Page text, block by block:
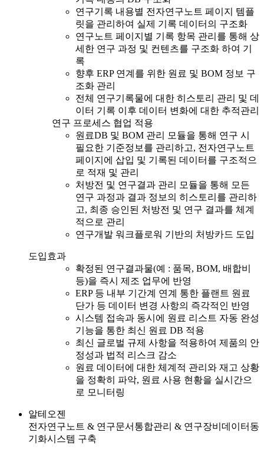
연구기록 내용별 전자연구노트 페이지 템플
릿을 관리하여 실제 기록 데이터의 구조화
연구노트 페이지별 기록 항목 관리를 통해 상
세한 연구 과정 및 컨텐츠를 구조화 하여 기
록
향후 ERP 연계를 위한 원료 및 BOM 정보 구
조화 관리
전체 연구기록물에 대한 히스토리 관리 및 데
이터 기록 이후 데이터 변화에 대한 추적관리
연구 프로세스 협업 적용
원료DB 및 BOM 관리 모듈을 통해 연구 시
필요한 기준정보를 관리하고, 전자연구노트
페이지에 삽입 및 기록된 데이터를 구조적으
로 적재 및 관리
처방전 및 연구결과 관리 모듈을 통해 모든
연구 과정과 결과 정보의 히스토리를 관리하
고, 최종 승인된 처방전 및 연구 결과를 체계
적으로 관리
연구개발 워크플로워 기반의 처방카드 도입
도입효과
확정된 연구결과물(예 : 품목, BOM, 배합비
등)을 즉시 제조 업무에 반영
ERP 등 내부 기간계 연계 통한 플랜트 원료
단가 등 데이터 변경 사항의 즉각적인 반영
시스템 접속과 동시에 원료 리스트 자동 완성
기능을 통한 최신 원료 DB 적용
최신 글로벌 규제 사항을 적용하여 제품의 안
정성과 법적 리스크 감소
원료 데이터에 대한 체계적 관리와 재고 상황
을 정확히 파악, 원료 사용 현황을 실시간으
로 모니터링
알테오젠
전자연구노트 & 연구문서통합관리 & 연구장비데이터동
기화시스템 구축